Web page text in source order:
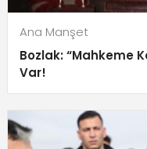
Ana Manşet
Bozlak: “Mahkeme
Var!